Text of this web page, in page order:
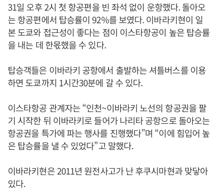
31일 오후 2시 첫 항공편을 빈 좌석 없이 운항했다. 돌아오
는 항공편에서 탑승률이 92%를 보였다. 이바라키현이 일
본 도쿄와 접근성이 좋다는 점이 이스타항공이 높은 탑승률
을 내는 데 한몫했을 수 있다.
탑승객들은 이바라키 공항에서 출발하는 셔틀버스를 이용
하면 도쿄까지 1시간30분에 갈 수 있다.
이스타항공 관계자는 “인천~이바라키 노선의 항공권을 팔
기 시작한 뒤 이바라키로 들어가 나리타 공항으로 돌아오는
항공권을 특가에 파는 행사를 진행했다”며 “이에 힘입어 높
은 탑승률을 낼 수 있었다”고 말했다.
이바라키현은 2011년 원전사고가 난 후쿠시마현과 맞닿아
있다.